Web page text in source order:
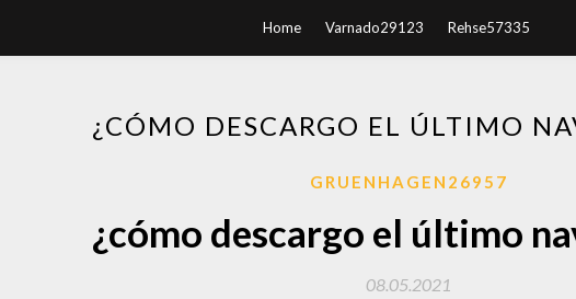
Home Varnado29123 Rehse57335
¿CÓMO DESCARGO EL ÚLTIMO
GRUENHAGEN26957
¿cómo descargo el último
08.05.2021